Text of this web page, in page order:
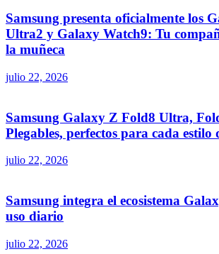
Samsung presenta oficialmente los
Ultra2 y Galaxy Watch9: Tu
la muñeca
julio 22, 2026
Samsung Galaxy Z Fold8 Ultra,
Plegables, perfectos para cada estilo
julio 22, 2026
Samsung integra el ecosistema
uso diario
julio 22, 2026